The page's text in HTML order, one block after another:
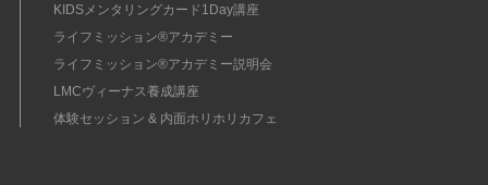
KIDSメンタリングカード1Day講座
ライフミッション®︎アカデミー
ライフミッション®︎アカデミー説明会
LMCヴィーナス養成講座
体験セッション & 内面ホリホリカフェ